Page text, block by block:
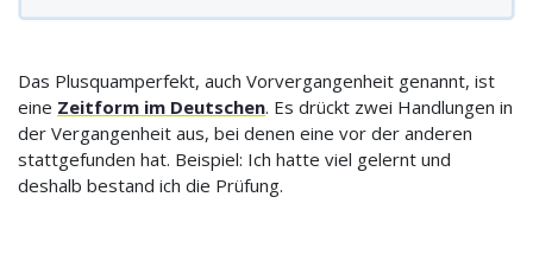
Das Plusquamperfekt, auch Vorvergangenheit genannt, ist
eine Zeitform im Deutschen. Es drückt zwei Handlungen in
der Vergangenheit aus, bei denen eine vor der anderen
stattgefunden hat. Beispiel: Ich hatte viel gelernt und
deshalb bestand ich die Prüfung.